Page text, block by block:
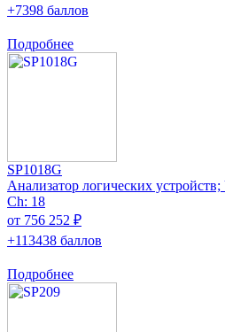
+7398 баллов
Подробнее
SP1018G
Анализатор логических
Ch: 18
от 756 252 ₽
+113438 баллов
Подробнее